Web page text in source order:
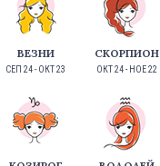
ВЕЗНИ
СЕП 24 - ОКТ 23
СКОРПИОН
ОКТ 24 - НОЕ 22